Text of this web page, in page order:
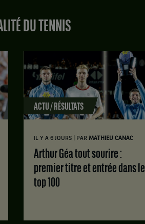
DU TENNIS
ACTU / RÉSULTATS
IL Y A 6 JOURS PAR MATHIEU CANAC
Arthur Géa tout sourire :
premier titre et entrée dans le
top 100